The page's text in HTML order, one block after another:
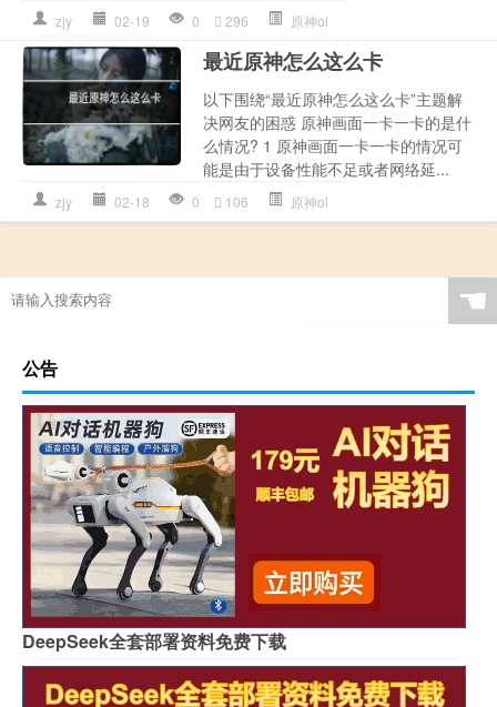
zjy 02-19 0 296 原神ol
最近原神怎么这么卡
以下围绕“最近原神怎么这么卡”主题解
决网友的困惑 原神画面一卡一卡的是什
么情况? 1 原神画面一卡一卡的情况可
能是由于设备性能不足或者网络延...
zjy 02-18 0 106 原神ol
☚
公告
DeepSeek全套部署资料免费下载